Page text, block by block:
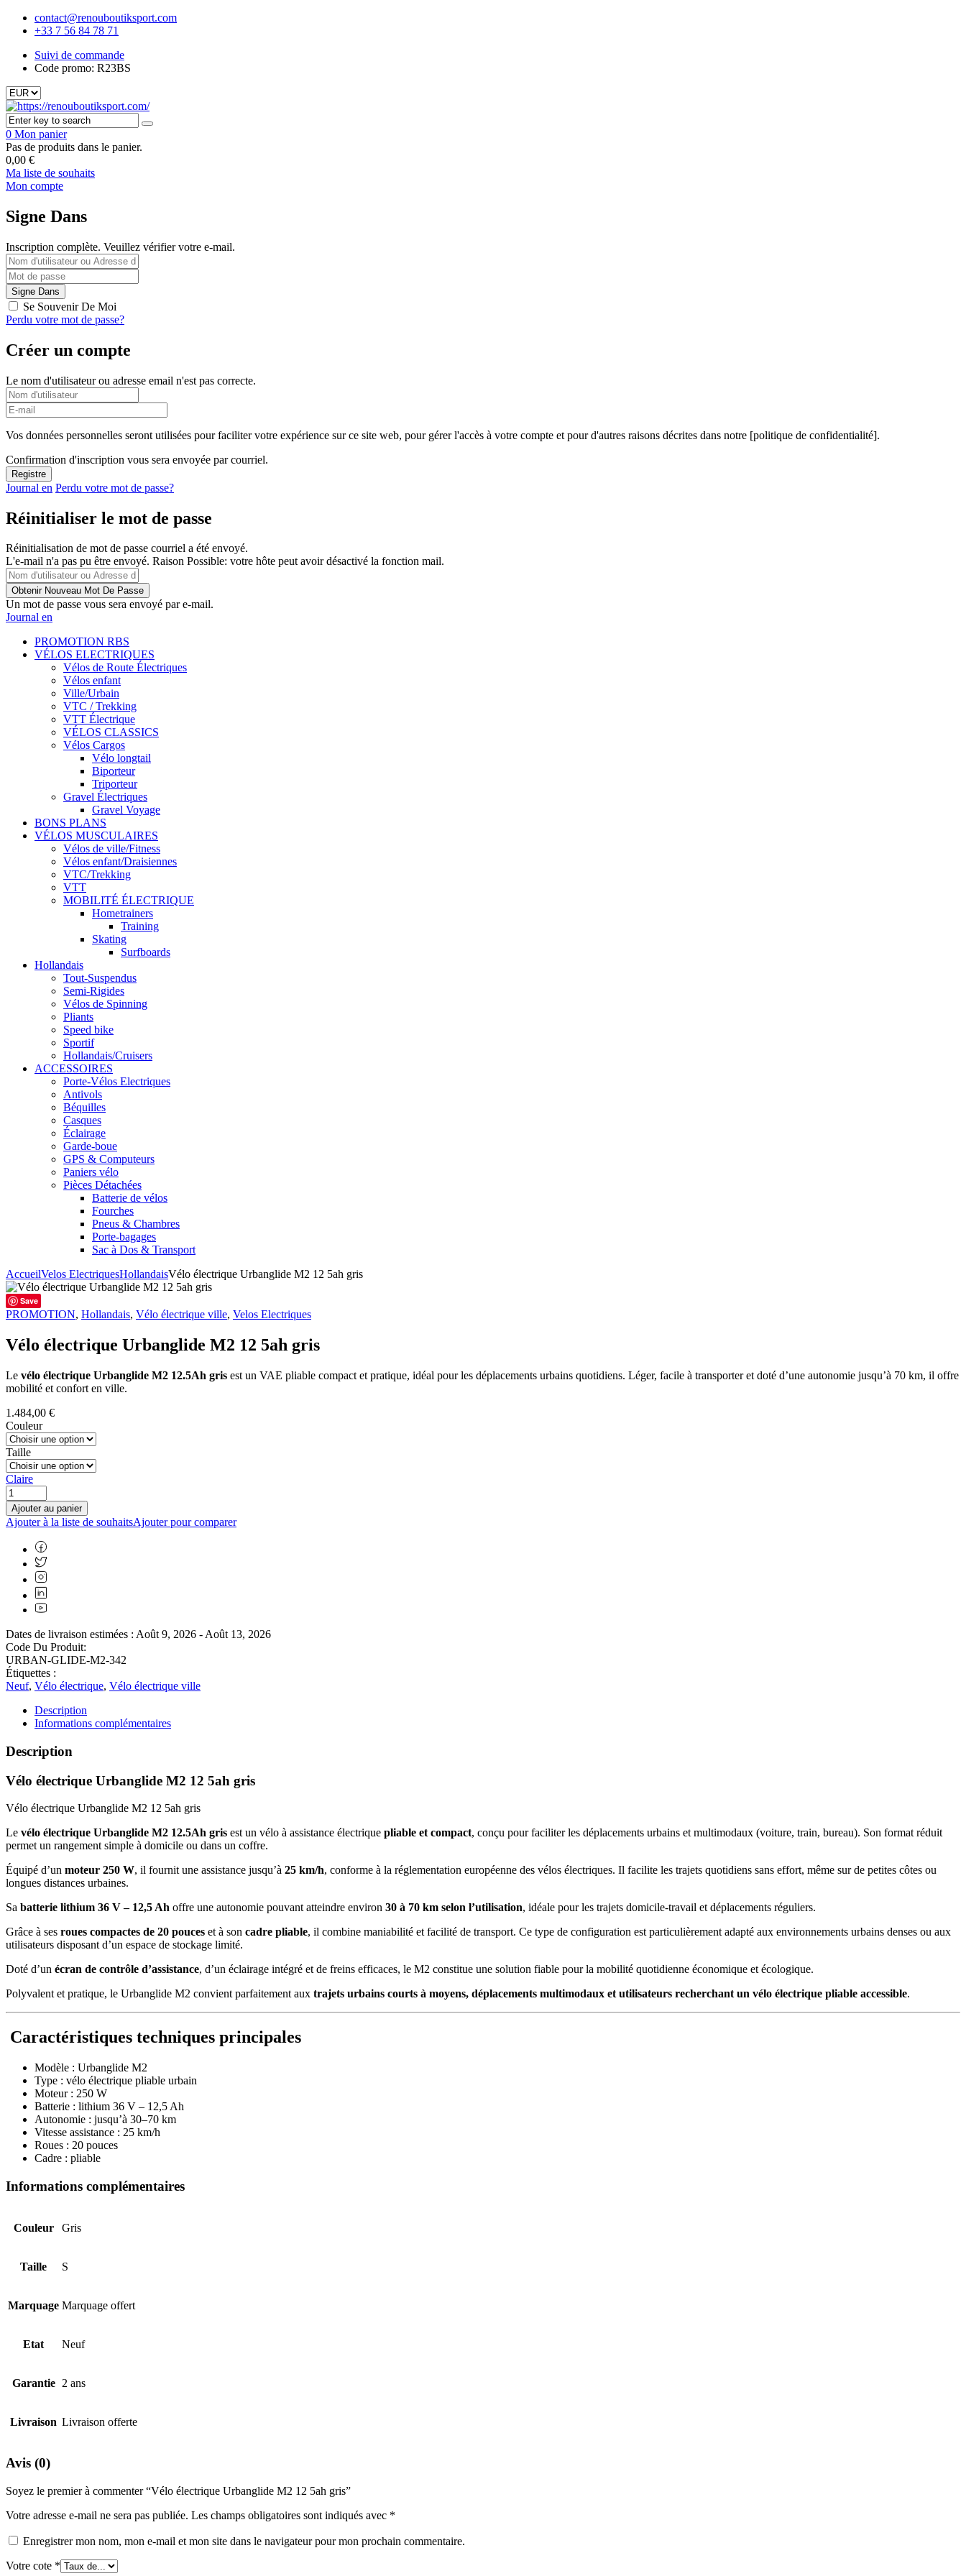
contact@renouboutiksport.com
+33 7 56 84 78 71
Suivi de commande
Code promo: R23BS
0 Mon panier
Pas de produits dans le panier.
0,00 €
Ma liste de souhaits
Mon compte
Signe Dans
Inscription complète. Veuillez vérifier votre e-mail.
Se Souvenir De Moi
Perdu votre mot de passe?
Créer un compte
Le nom d'utilisateur ou adresse email n'est pas correcte.
Vos données personnelles seront utilisées pour faciliter votre expérience sur ce site web, pour gérer l'accès à votre compte et pour d'autres raisons décrites dans notre [politique de confidentialité].
Confirmation d'inscription vous sera envoyée par courriel.
Journal en Perdu votre mot de passe?
Réinitialiser le mot de passe
Réinitialisation de mot de passe courriel a été envoyé.
L'e-mail n'a pas pu être envoyé. Raison Possible: votre hôte peut avoir désactivé la fonction mail.
Un mot de passe vous sera envoyé par e-mail.
Journal en
PROMOTION RBS
VÉLOS ELECTRIQUES
Vélos de Route Électriques
Vélos enfant
Ville/Urbain
VTC / Trekking
VTT Électrique
VÉLOS CLASSICS
Vélos Cargos
Vélo longtail
Biporteur
Triporteur
Gravel Électriques
Gravel Voyage
BONS PLANS
VÉLOS MUSCULAIRES
Vélos de ville/Fitness
Vélos enfant/Draisiennes
VTC/Trekking
VTT
MOBILITÉ ÉLECTRIQUE
Hometrainers
Training
Skating
Surfboards
Hollandais
Tout-Suspendus
Semi-Rigides
Vélos de Spinning
Pliants
Speed bike
Sportif
Hollandais/Cruisers
ACCESSOIRES
Porte-Vélos Electriques
Antivols
Béquilles
Casques
Éclairage
Garde-boue
GPS & Computeurs
Paniers vélo
Pièces Détachées
Batterie de vélos
Fourches
Pneus & Chambres
Porte-bagages
Sac à Dos & Transport
AccueilVelos ElectriquesHollandaisVélo électrique Urbanglide M2 12 5ah gris
Save
PROMOTION, Hollandais, Vélo électrique ville, Velos Electriques
Vélo électrique Urbanglide M2 12 5ah gris
Le vélo électrique Urbanglide M2 12.5Ah gris est un VAE pliable compact et pratique, idéal pour les déplacements urbains quotidiens. Léger, facile à transporter et doté d’une autonomie jusqu’à 70 km, il offre
mobilité et confort en ville.
1.484,00 €
Couleur
Taille
Claire
Ajouter au panier
Ajouter à la liste de souhaitsAjouter pour comparer
Dates de livraison estimées : Août 9, 2026 - Août 13, 2026
Code Du Produit:
URBAN-GLIDE-M2-342
Étiquettes :
Neuf, Vélo électrique, Vélo électrique ville
Description
Informations complémentaires
Description
Vélo électrique Urbanglide M2 12 5ah gris
Vélo électrique Urbanglide M2 12 5ah gris
Le vélo électrique Urbanglide M2 12.5Ah gris est un vélo à assistance électrique pliable et compact, conçu pour faciliter les déplacements urbains et multimodaux (voiture, train, bureau). Son format réduit
permet un rangement simple à domicile ou dans un coffre.
Équipé d’un moteur 250 W, il fournit une assistance jusqu’à 25 km/h, conforme à la réglementation européenne des vélos électriques. Il facilite les trajets quotidiens sans effort, même sur de petites côtes ou
longues distances urbaines.
Sa batterie lithium 36 V – 12,5 Ah offre une autonomie pouvant atteindre environ 30 à 70 km selon l’utilisation, idéale pour les trajets domicile-travail et déplacements réguliers.
Grâce à ses roues compactes de 20 pouces et à son cadre pliable, il combine maniabilité et facilité de transport. Ce type de configuration est particulièrement adapté aux environnements urbains denses ou aux
utilisateurs disposant d’un espace de stockage limité.
Doté d’un écran de contrôle d’assistance, d’un éclairage intégré et de freins efficaces, le M2 constitue une solution fiable pour la mobilité quotidienne économique et écologique.
Polyvalent et pratique, le Urbanglide M2 convient parfaitement aux trajets urbains courts à moyens, déplacements multimodaux et utilisateurs recherchant un vélo électrique pliable accessible.
Caractéristiques techniques principales
Modèle : Urbanglide M2
Type : vélo électrique pliable urbain
Moteur : 250 W
Batterie : lithium 36 V – 12,5 Ah
Autonomie : jusqu’à 30–70 km
Vitesse assistance : 25 km/h
Roues : 20 pouces
Cadre : pliable
Informations complémentaires
Couleur Gris
Taille S
Marquage Marquage offert
Etat Neuf
Garantie 2 ans
Livraison Livraison offerte
Avis (0)
Soyez le premier à commenter “Vélo électrique Urbanglide M2 12 5ah gris”
Votre adresse e-mail ne sera pas publiée. Les champs obligatoires sont indiqués avec *
Enregistrer mon nom, mon e-mail et mon site dans le navigateur pour mon prochain commentaire.
Votre cote *